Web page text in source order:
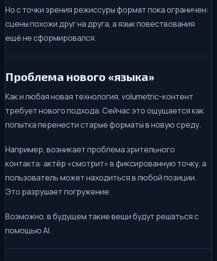
Но с точки зрения режиссуры формат пока ограничен:
сцены похожи друг на друга, а язык повествования
ещё не сформировался.
Проблема нового «языка»
Как и любая новая технология, volumetric-контент
требует нового подхода. Сейчас это ощущается как
попытка перенести старые форматы в новую среду.
Например, возникает проблема зрительного
контакта: актёр «смотрит» в фиксированную точку, а
пользователь может находиться в любой позиции.
Это разрушает погружение.
Возможно, в будущем такие вещи будут решаться с
помощью AI.